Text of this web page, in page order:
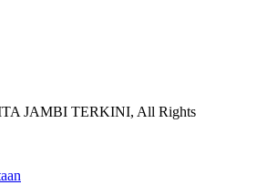
JAMBI TERKINI, All Rights